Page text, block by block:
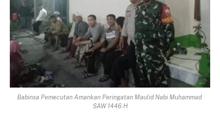
Babinsa Pemecutan Amankan Peringatan Maulid Nabi Muhammad
SAW 1446 H